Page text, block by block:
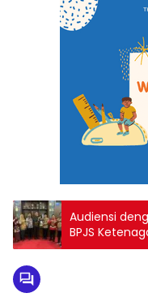
Audiensi
BPJS
Tingkatkan